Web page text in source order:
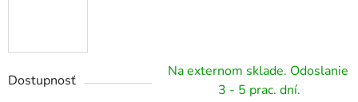
Dostupnosť
Na externom sklade. Odoslanie
3 - 5 prac. dní.